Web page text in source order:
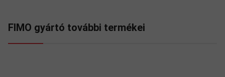
FIMO gyártó további termékei